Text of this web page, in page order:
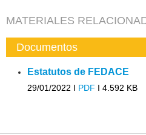
MATERIALES
Documentos
Estatutos de FEDACE
29/01/2022 I PDF I 4.592 KB